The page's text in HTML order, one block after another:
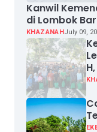
Kanwil
di Lombok
KHAZANAHJuly 09,